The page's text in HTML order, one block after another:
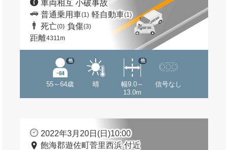
車両相互 小破事故
普通乗用車(1) 軽自動車(1)
死亡(0) 負傷(3)
距離4311m
55～64歳
他
晴
幅9.0～
13.0m
他
信号なし
2022年3月20日(日)10:00
飽海郡遊佐町菅里西浜 付近